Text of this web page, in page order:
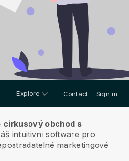
Explore Contact Sign in
cirkusový obchod s
intuitivní software pro
marketingové